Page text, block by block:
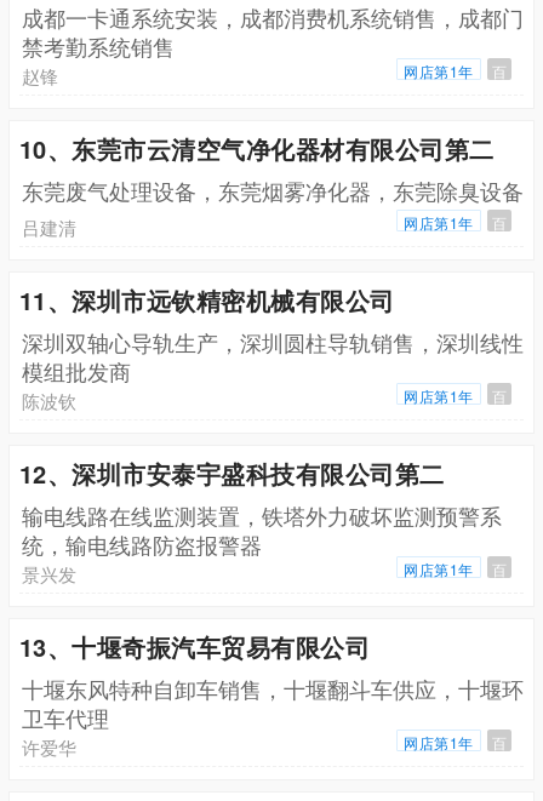
成都一卡通系统安装，成都消费机系统销售，成都门
禁考勤系统销售
赵锋 网店第1年 百
10、东莞市云清空气净化器材有限公司第二
东莞废气处理设备，东莞烟雾净化器，东莞除臭设备
吕建清 网店第1年 百
11、深圳市远钦精密机械有限公司
深圳双轴心导轨生产，深圳圆柱导轨销售，深圳线性
模组批发商
陈波钦 网店第1年 百
12、深圳市安泰宇盛科技有限公司第二
输电线路在线监测装置，铁塔外力破坏监测预警系
统，输电线路防盗报警器
景兴发 网店第1年 百
13、十堰奇振汽车贸易有限公司
十堰东风特种自卸车销售，十堰翻斗车供应，十堰环
卫车代理
许爱华 网店第1年 百